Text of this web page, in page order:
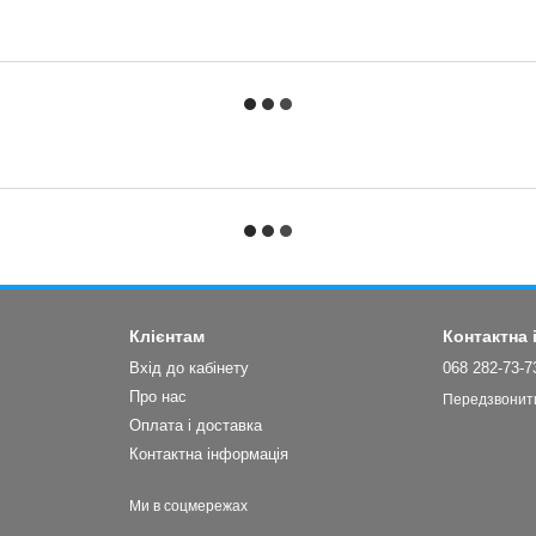
Клієнтам
Вхід до кабінету
Про нас
Оплата і доставка
Контактна інформація
Ми в соцмережах
Контактна
068 282-73-